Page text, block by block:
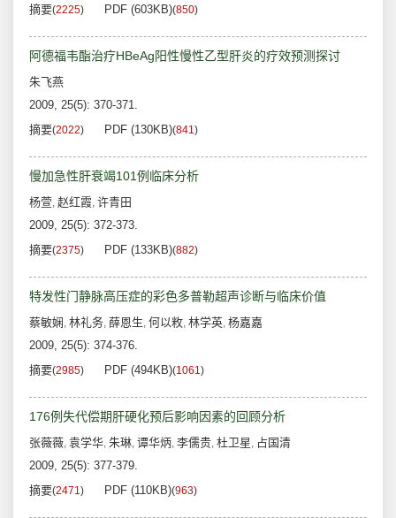
摘要(2225) PDF (603KB)(850)
阿德福韦酯治疗HBeAg阳性慢性乙型肝炎的疗效预测探讨
朱飞燕
2009, 25(5): 370-371.
摘要(2022) PDF (130KB)(841)
慢加急性肝衰竭101例临床分析
杨萱, 赵红霞, 许青田
2009, 25(5): 372-373.
摘要(2375) PDF (133KB)(882)
特发性门静脉高压症的彩色多普勒超声诊断与临床价值
蔡敏娴 , 林礼务, 薛恩生, 何以敉, 林学英, 杨嘉嘉
2009, 25(5): 374-376.
摘要(2985) PDF (494KB)(1061)
176例失代偿期肝硬化预后影响因素的回顾分析
张薇薇, 袁学华, 朱琳, 谭华炳, 李儒贵, 杜卫星, 占国清
2009, 25(5): 377-379.
摘要(2471) PDF (110KB)(963)